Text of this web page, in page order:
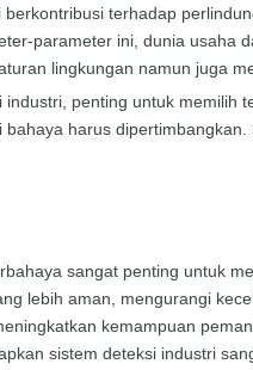
terhadap
parameter ini, dunia usaha
lingkungan namun juga
penting untuk memilih
harus
sangat penting untuk
lebih aman, mengurangi
kemampuan
sistem deteksi industri